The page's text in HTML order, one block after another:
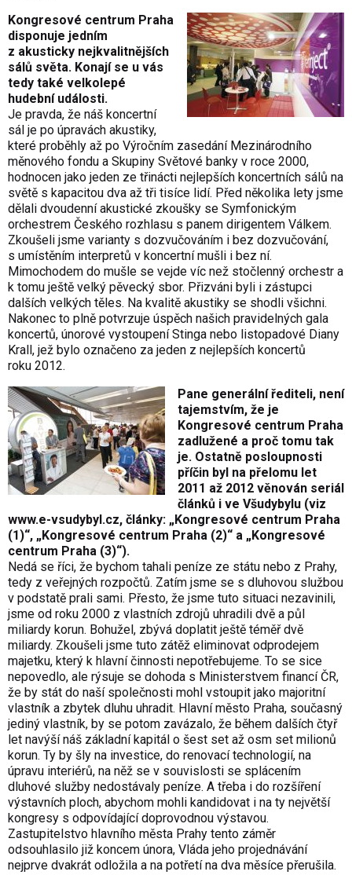
Kongresové centrum Praha
disponuje jedním
z akusticky nejkvalitnějších
sálů světa. Konají se u vás
tedy také velkolepé
hudební události.
Je pravda, že náš koncertní
sál je po úpravách akustiky,
které proběhly až po Výročním zasedání Mezinárodního
měnového fondu a Skupiny Světové banky v roce 2000,
hodnocen jako jeden ze třinácti nejlepších koncertních sálů na
světě s kapacitou dva až tři tisíce lidí. Před několika lety jsme
dělali dvoudenní akustické zkoušky se Symfonickým
orchestrem Českého rozhlasu s panem dirigentem Válkem.
Zkoušeli jsme varianty s dozvučováním i bez dozvučování,
s umístěním interpretů v koncertní mušli i bez ní.
Mimochodem do mušle se vejde víc než stočlenný orchestr a
k tomu ještě velký pěvecký sbor. Přizváni byli i zástupci
dalších velkých těles. Na kvalitě akustiky se shodli všichni.
Nakonec to plně potvrzuje úspěch našich pravidelných gala
koncertů, únorové vystoupení Stinga nebo listopadové Diany
Krall, jež bylo označeno za jeden z nejlepších koncertů
roku 2012.
Pane generální řediteli, není
tajemstvím, že je
Kongresové centrum Praha
zadlužené a proč tomu tak
je. Ostatně posloupnosti
příčin byl na přelomu let
2011 až 2012 věnován seriál
článků i ve Všudybylu (viz
www.e-vsudybyl.cz, články: „Kongresové centrum Praha
(1)“, „Kongresové centrum Praha (2)“ a „Kongresové
centrum Praha (3)“).
Nedá se říci, že bychom tahali peníze ze státu nebo z Prahy,
tedy z veřejných rozpočtů. Zatím jsme se s dluhovou službou
v podstatě prali sami. Přesto, že jsme tuto situaci nezavinili,
jsme od roku 2000 z vlastních zdrojů uhradili dvě a půl
miliardy korun. Bohužel, zbývá doplatit ještě téměř dvě
miliardy. Zkoušeli jsme tuto zátěž eliminovat odprodejem
majetku, který k hlavní činnosti nepotřebujeme. To se sice
nepovedlo, ale rýsuje se dohoda s Ministerstvem financí ČR,
že by stát do naší společnosti mohl vstoupit jako majoritní
vlastník a zbytek dluhu uhradit. Hlavní město Praha, současný
jediný vlastník, by se potom zavázalo, že během dalších čtyř
let navýší náš základní kapitál o šest set až osm set milionů
korun. Ty by šly na investice, do renovací technologií, na
úpravu interiérů, na něž se v souvislosti se splácením
dluhové služby nedostávaly peníze. A třeba i do rozšíření
výstavních ploch, abychom mohli kandidovat i na ty největší
kongresy s odpovídající doprovodnou výstavou.
Zastupitelstvo hlavního města Prahy tento záměr
odsouhlasilo již koncem února, Vláda jeho projednávání
nejprve dvakrát odložila a na potřetí na dva měsíce přerušila.